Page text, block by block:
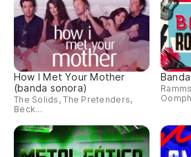
How I Met Your Mother
(banda sonora)
The Solids, The Pretenders,
Beck...